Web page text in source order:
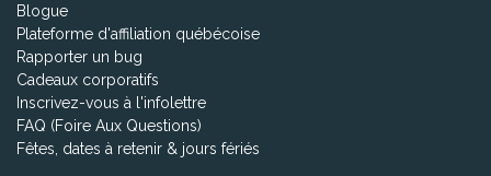
Blogue
Plateforme d'affiliation québécoise
Rapporter un bug
Cadeaux corporatifs
Inscrivez-vous à l'infolettre
FAQ (Foire Aux Questions)
Fêtes, dates à retenir & jours fériés